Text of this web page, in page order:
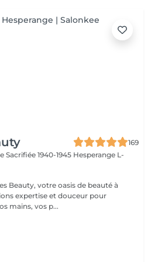
169
Sacrifiée 1940-1945 Hesperange L-
Beauty, votre oasis de beauté à
expertise et douceur pour
mains, vos p...